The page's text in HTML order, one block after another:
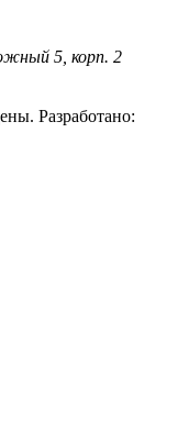
5, корп. 2
Разработано: